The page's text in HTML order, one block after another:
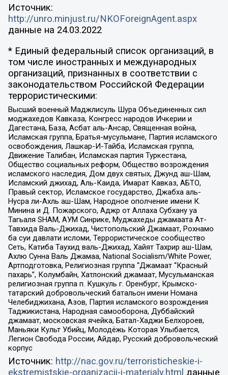
Источник:
http://unro.minjust.ru/NKOForeignAgent.aspx
данные на 24.03.2022
* Единый федеральный список организаций, в
том числе иностранных и международных
организаций, признанных в соответствии с
законодательством Российской Федерации
террористическими:
Высший военный Маджлисуль Шура Объединенных сил
моджахедов Кавказа, Конгресс народов Ичкерии и
Дагестана, База, Асбат аль-Ансар, Священная война,
Исламская группа, Братья-мусульмане, Партия исламского
освобождения, Лашкар-И-Тайба, Исламская группа,
Движение Талибан, Исламская партия Туркестана,
Общество социальных реформ, Общество возрождения
исламского наследия, Дом двух святых, Джунд аш-Шам,
Исламский джихад, Аль-Каида, Имарат Кавказ, АБТО,
Правый сектор, Исламское государство, Джабха аль-
Нусра ли-Ахль аш-Шам, Народное ополчение имени К.
Минина и Д. Пожарского, Аджр от Аллаха Субхану уа
Тагьаля SHAM, АУМ Синрике, Муджахеды джамаата Ат-
Тавхида Валь-Джихад, Чистопольский Джамаат, Рохнамо
ба суи давлати исломи, Террористическое сообщество
Сеть, Катиба Таухид валь-Джихад, Хайят Тахрир аш-Шам,
Ахлю Сунна Валь Джамаа, National Socialism/White Power,
Артподготовка, Религиозная группа “Джамаат “Красный
пахарь”, Колумбайн, Хатлонский джамаат, Мусульманская
религиозная группа п. Кушкуль г. Оренбург, Крымско-
татарский добровольческий батальон имени Номана
Челебиджихана, Азов, Партия исламского возрождения
Таджикистана, Народная самооборона, Дуббайский
джамаат, московская ячейка, Батал-Хаджи Белхороев,
Маньяки Культ Убийц, Молодёжь Которая Улыбается,
Легион Свобода России, Айдар, Русский добровольческий
корпус
Источник: http://nac.gov.ru/terroristicheskie-i-
ekstremistskie-organizacii-i-materialy.html данные